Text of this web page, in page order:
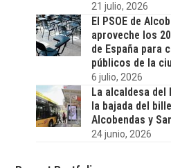
21 julio, 2026
El PSOE de
aproveche los
de España para
públicos de la
6 julio, 2026
La alcaldesa del
la bajada del
Alcobendas y
24 junio, 2026